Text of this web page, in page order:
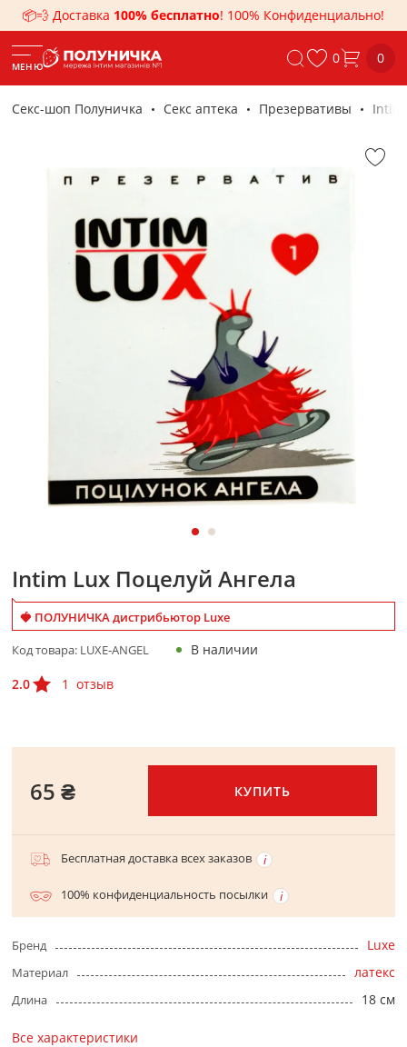
📦💨 Доставка 100% бесплатно! 100% Конфиденциально!
МЕНЮ 0 0
Секс-шоп Полуничка Секс аптека Презервативы Intim
Intim Lux Поцелуй Ангела
🍓 ПОЛУНИЧКА дистрибьютор Luxe
Код товара: LUXE-ANGEL
В наличии
2.0
1 отзыв
65 ₴ КУПИТЬ
Бесплатная доставка всех заказов
100% конфиденциальность посылки
Бренд Luxe
Материал латекс
Длина 18 см
Все характеристики